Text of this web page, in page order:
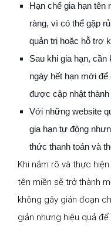
Hạn chế gia hạn tên
ràng, vì có thể gặp
quản trị hoặc hỗ trợ
Sau khi gia hạn, cần
ngày hết hạn mới
được cập nhật thành
Với những website
gia hạn tự động
thức thanh toán và
Khi nắm rõ và thực
tên miền sẽ trở thành
không gây gián đoạn
giản nhưng hiệu quả